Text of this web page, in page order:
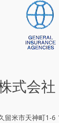
式会社
留米市天神町1-6